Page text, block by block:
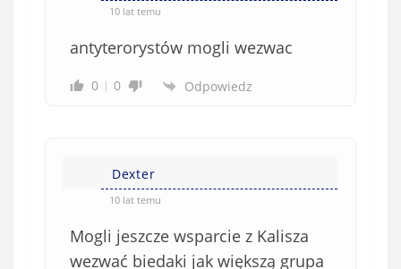
10 lat temu
antyterorystów mogli wezwac
0 0 Odpowiedz
Dexter
10 lat temu
Mogli jeszcze wsparcie z Kalisza
wezwać biedaki jak większą grupa